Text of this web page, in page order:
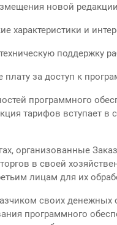
новой
характеристики и
поддержку
за доступ к
программного
тарифов вступает
организованные
в своей
лицам для их
своих
программного